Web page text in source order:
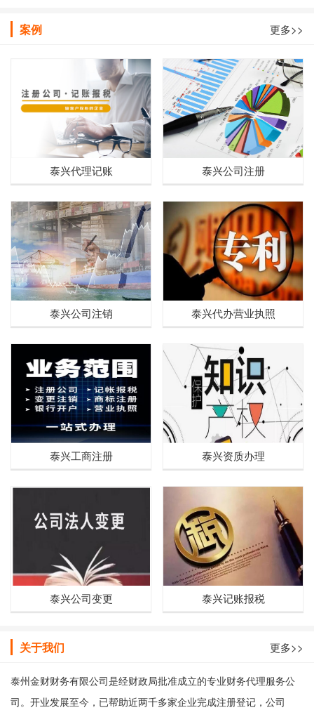
案例 更多>>
泰兴代理记账 泰兴公司注册
泰兴公司注销 泰兴代办营业执照
泰兴工商注册 泰兴资质办理
泰兴公司变更 泰兴记账报税
关于我们 更多>>
泰州金财财务有限公司是经财政局批准成立的专业财务代理服务公
司。开业发展至今，已帮助近两千多家企业完成注册登记，公司